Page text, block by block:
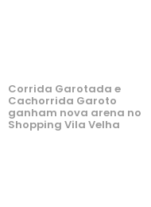
Corrida Garotada e
Cachorrida Garoto
ganham nova arena no
Shopping Vila Velha